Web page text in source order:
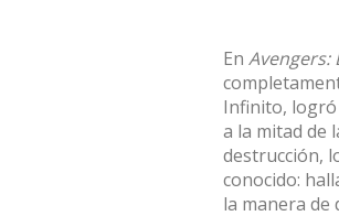
En Avengers:
Infinito,
a la mitad de
destrucción,
conocido:
la manera de